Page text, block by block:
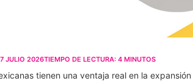
JULIO 2026TIEMPO DE LECTURA: 4 MINUTOS
tienen una ventaja real en la